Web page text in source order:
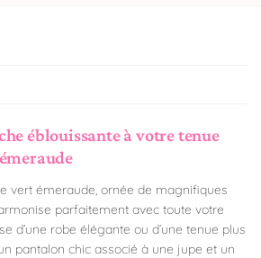
éblouissante à votre tenue
vert émeraude, ornée de magnifiques
parfaitement avec toute votre
d’une robe élégante ou d’une tenue plus
pantalon chic associé à une jupe et un